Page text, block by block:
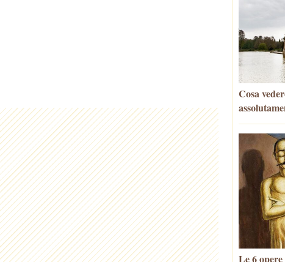
Cosa
Le 6